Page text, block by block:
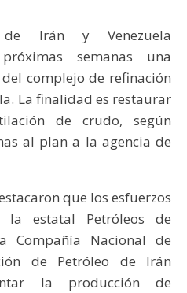
de Irán y Venezuela
semanas una
complejo de refinación
La finalidad es restaurar
de crudo, según
al plan a la agencia de
que los esfuerzos
estatal Petróleos de
Compañía Nacional de
de Petróleo de Irán
la producción de